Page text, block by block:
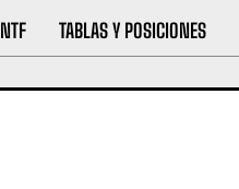
NTF TABLAS Y POSICIONES